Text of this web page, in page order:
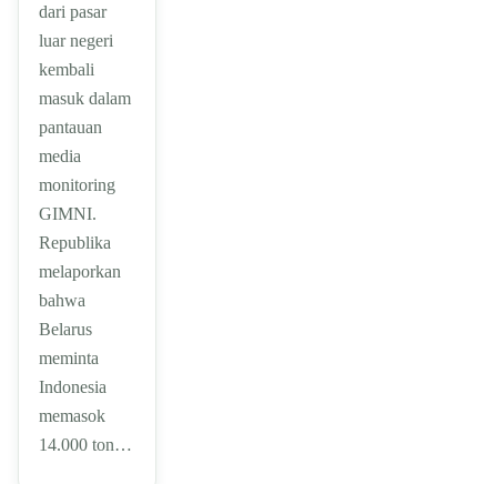
dari pasar
luar negeri
kembali
masuk dalam
pantauan
media
monitoring
GIMNI.
Republika
melaporkan
bahwa
Belarus
meminta
Indonesia
memasok
14.000 ton…